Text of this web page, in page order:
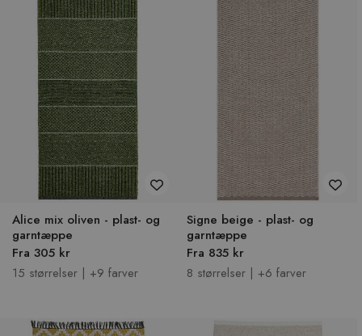
Alice mix oliven - plast- og
garntæppe
Fra 305 kr
15 størrelser | +9 farver
Signe beige - plast- og
garntæppe
Fra 835 kr
8 størrelser | +6 farver